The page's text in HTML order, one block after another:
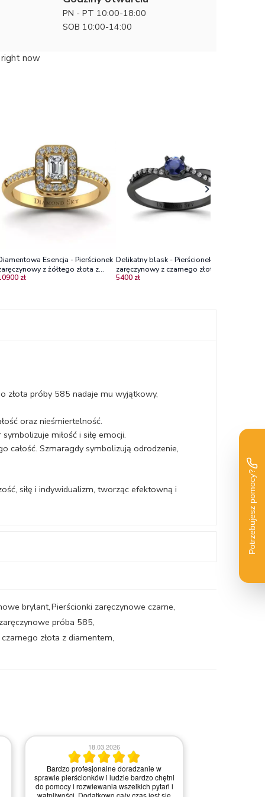
PN - PT 10:00-18:00
SOB 10:00-14:00
now
Esencja - Pierścionek
z żółtego złota z
centralny diament o
zł
Delikatny blask - Pierścionek
zaręczynowy z czarnego złota z
szafirem i diamentami
5400 zł
złota próby 585 nadaje mu wyjątkowy,
oraz nieśmiertelność.
miłość i siłę emocji.
całość. Szmaragdy symbolizują odrodzenie,
siłę i indywidualizm, tworząc efektowną i
brylant,Pierścionki zaręczynowe czarne,
próba 585,
złota z diamentem,
18.03.2026
Bardzo profesjonalne doradzanie w
sprawie pierścionków i ludzie bardzo chętni
do pomocy i rozwiewania wszelkich pytań i
wątpliwości. Dodatkowo cały czas jest się